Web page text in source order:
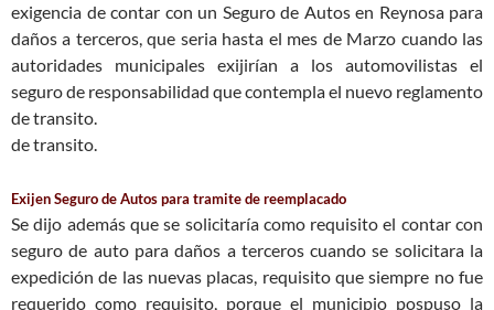
exigencia de contar con un Seguro de Autos en Reynosa para
daños a terceros, que seria hasta el mes de Marzo cuando las
autoridades municipales exijirían a los automovilistas el
seguro de responsabilidad que contempla el nuevo reglamento
de transito.
de transito.
Exijen Seguro de Autos para tramite de reemplacado
Se dijo además que se solicitaría como requisito el contar con
seguro de auto para daños a terceros cuando se solicitara la
expedición de las nuevas placas, requisito que siempre no fue
requerido como requisito, porque el municipio pospuso la